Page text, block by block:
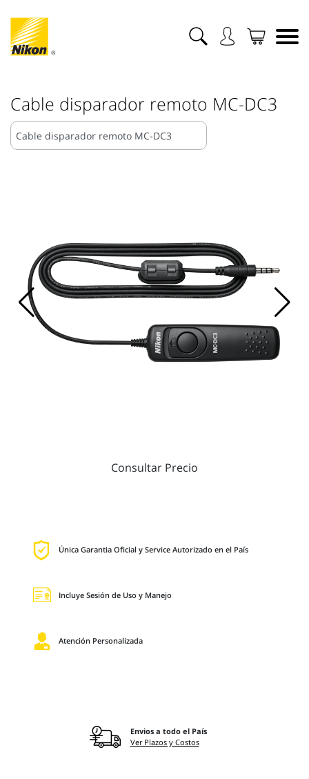
Cable disparador remoto MC-DC3
Consultar Precio
Única Garantia Oficial y Service Autorizado en el País
Incluye Sesión de Uso y Manejo
Atención Personalizada
Envios a todo el País
Ver Plazos y Costos